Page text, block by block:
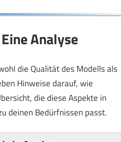
Analyse
die Qualität des Modells als
Hinweise darauf, wie
die diese Aspekte in
deinen Bedürfnissen passt.